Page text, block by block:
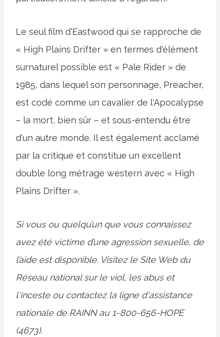
Le seul film d'Eastwood qui se rapproche de
« High Plains Drifter » en termes d'élément
surnaturel possible est « Pale Rider » de
1985, dans lequel son personnage, Preacher,
est codé comme un cavalier de l'Apocalypse
– la mort, bien sûr – et sous-entendu être
d'un autre monde. Il est également acclamé
par la critique et constitue un excellent
double long métrage western avec « High
Plains Drifter ».
Si vous ou quelqu’un que vous connaissez
avez été victime d’une agression sexuelle, de
l’aide est disponible. Visitez le Site Web du
Réseau national sur le viol, les abus et
l'inceste ou contactez la ligne d'assistance
nationale de RAINN au 1-800-656-HOPE
(4673).